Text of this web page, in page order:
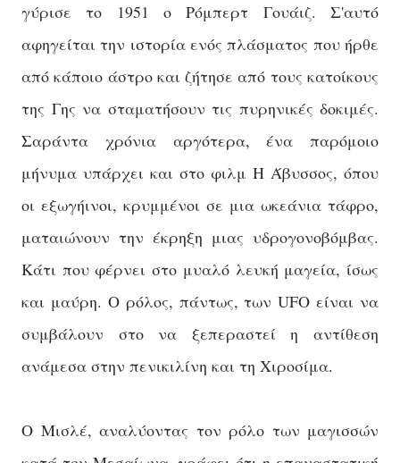
γύρισε το 1951 ο Ρόμπερτ Γουάιζ. Σ'αυτό
αφηγείται την ιστορία ενός πλάσματος που ήρθε
από κάποιο άστρο και ζήτησε από τους κατοίκους
της Γης να σταματήσουν τις πυρηνικές δοκιμές.
Σαράντα χρόνια αργότερα, ένα παρόμοιο
μήνυμα υπάρχει και στο φιλμ Η Άβυσσος, όπου
οι εξωγήινοι, κρυμμένοι σε μια ωκεάνια τάφρο,
ματαιώνουν την έκρηξη μιας υδρογονοβόμβας.
Κάτι που φέρνει στο μυαλό λευκή μαγεία, ίσως
και μαύρη. Ο ρόλος, πάντως, των UFO είναι να
συμβάλουν στο να ξεπεραστεί η αντίθεση
ανάμεσα στην πενικιλίνη και τη Χιροσίμα.
Ο Μισλέ, αναλύοντας τον ρόλο των μαγισσών